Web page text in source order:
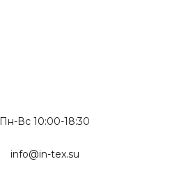
Пн-Вс 10:00-18:30
info@in-tex.su